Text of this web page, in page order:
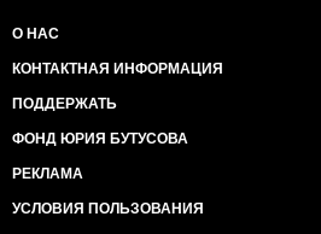
О НАС
КОНТАКТНАЯ ИНФОРМАЦИЯ
ПОДДЕРЖАТЬ
ФОНД ЮРИЯ БУТУСОВА
РЕКЛАМА
УСЛОВИЯ ПОЛЬЗОВАНИЯ